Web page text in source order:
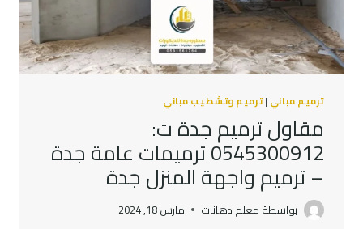
ترميم مباني |ترميم وتشطيب مباني
مقاول ترميم جدة ت:
0545300912 ترميمات عامة جدة
– ترميم واجهة المنزل جدة
بواسطة معلم دهانات مارس 18, 2024